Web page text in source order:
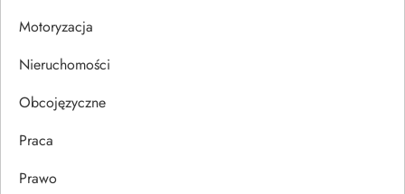
u
Motoryzacja
Nieruchomości
Obcojęzyczne
Praca
Prawo